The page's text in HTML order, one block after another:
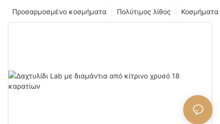
Πολύτιμος λίθος
Προσαρμοσμένο κοσμήματα